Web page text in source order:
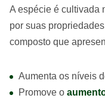
A espécie é cultivada
por suas
composto que
Aumenta os níveis
Promove o